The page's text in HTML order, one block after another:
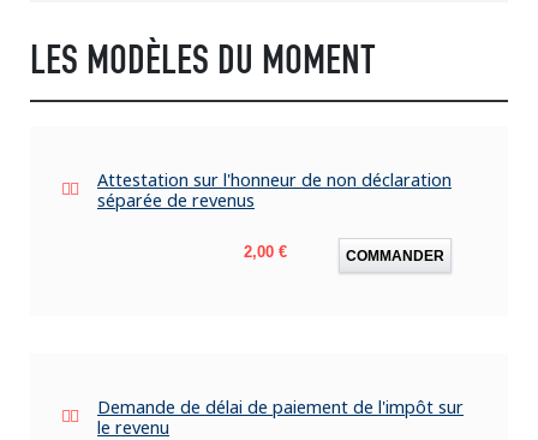
LES MODÈLES DU MOMENT
Attestation sur l'honneur de non déclaration
séparée de revenus
Prix
2,00 € COMMANDER
Demande de délai de paiement de l'impôt sur
le revenu